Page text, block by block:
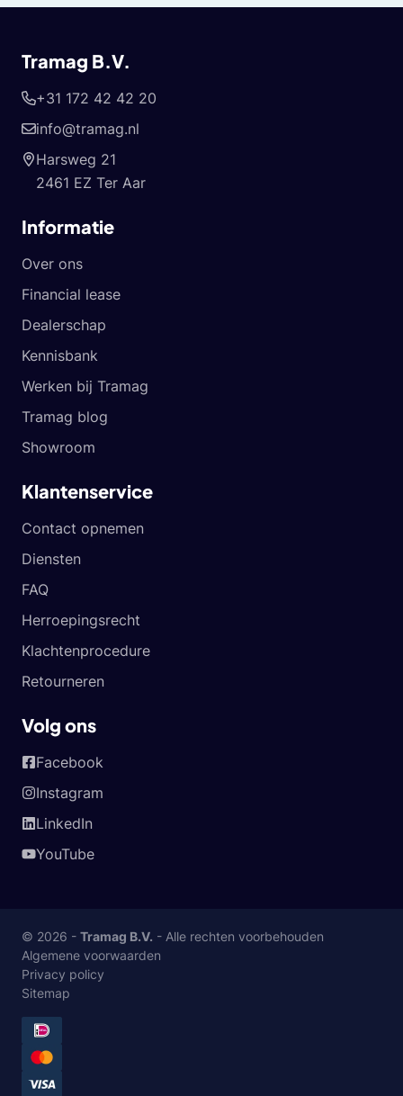
Tramag B.V.
+31 172 42 42 20
info@tramag.nl
Harsweg 21
2461 EZ Ter Aar
Informatie
Over ons
Financial lease
Dealerschap
Kennisbank
Werken bij Tramag
Tramag blog
Showroom
Klantenservice
Contact opnemen
Diensten
FAQ
Herroepingsrecht
Klachtenprocedure
Retourneren
Volg ons
Facebook
Instagram
LinkedIn
YouTube
© 2026 - Tramag B.V. - Alle rechten voorbehouden
Algemene voorwaarden
Privacy policy
Sitemap